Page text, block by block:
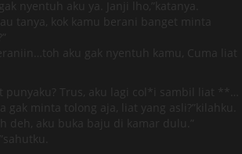
nyentuh aku ya. Janji lho,”katanya.
tanya, kok kamu berani banget minta
aku gak nyentuh kamu, Cuma liat
punyaku? Trus, aku lagi col*i sambil liat **…
gak minta tolong aja, liat yang asli?”kilahku.
deh, aku buka baju di kamar dulu.”